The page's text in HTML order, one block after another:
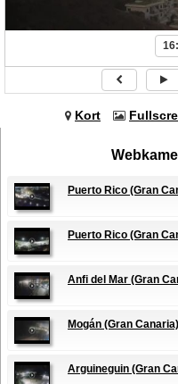
Kort
Puerto Rico (Gran
Puerto Rico (Gran
Anfi del Mar (Gran
Mogán (Gran Canaria)
Arguineguin (Gran